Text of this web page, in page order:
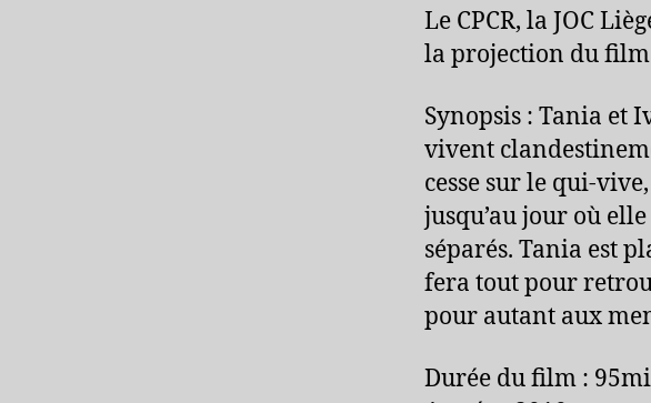
Le CPCR, la JOC
la projection du film
Synopsis : Tania et
vivent
cesse sur le qui-
jusqu’au jour où
séparés. Tania est
fera tout pour
pour autant aux
Durée du film :